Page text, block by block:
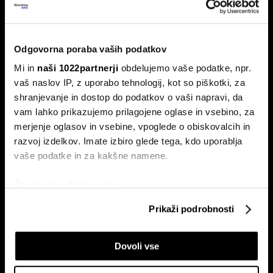
Odgovorna poraba vaših podatkov
Mi in naši 1022partnerji obdelujemo vaše podatke, npr.
vaš naslov IP, z uporabo tehnologij, kot so piškotki, za
shranjevanje in dostop do podatkov o vaši napravi, da
vam lahko prikazujemo prilagojene oglase in vsebino, za
merjenje oglasov in vsebine, vpoglede o obiskovalcih in
razvoj izdelkov. Imate izbiro glede tega, kdo uporablja
vaše podatke in za kakšne namene.
Identificirati napravo z aktivnim preverjanjem
lastnosti (odčitavanje prstnih odtisov)
Poglejte si še, kako se obdelujejo vaši osebni podatki in
Prikaži podrobnosti
Dovoli vse
razreda Xijevih 'piflarjev', ki služijo
Globalna tekma za prevlado na področju AI-tehnologije
ustvarja novi rod kitajskih milijarderjev.